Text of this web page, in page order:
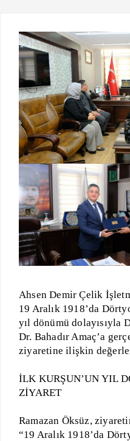
Ahsen Demir Çelik
19 Aralık 1918’da
yıl dönümü dolayısıyla
Dr. Bahadır Amaç’a
ziyaretine ilişkin
İLK KURŞUN’UN YIL
ZİYARET
Ramazan Öksüz,
“19 Aralık 1918’da